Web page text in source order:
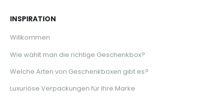
INSPIRATION
Willkommen
Wie wählt man die richtige Geschenkbox?
Welche Arten von Geschenkboxen gibt es?
Luxuriöse Verpackungen für Ihre Marke